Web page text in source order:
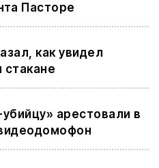
Пасторе
как увидел
арестовали в